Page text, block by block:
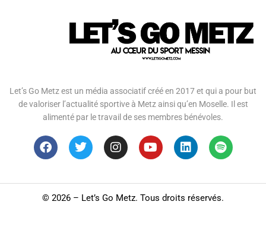
Let’s Go Metz est un média associatif créé en 2017 et qui a pour but
de valoriser l’actualité sportive à Metz ainsi qu’en Moselle. Il est
alimenté par le travail de ses membres bénévoles.
© 2026 – Let’s Go Metz. Tous droits réservés.